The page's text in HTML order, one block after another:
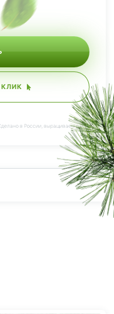
в России, выращиваем сами.